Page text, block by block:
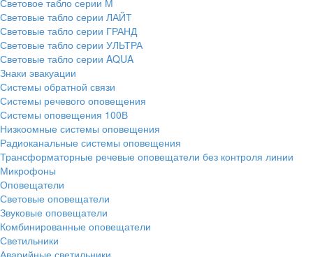
Световое табло серии М
Световые табло серии ЛАЙТ
Световые табло серии ГРАНД
Световые табло серии УЛЬТРА
Световые табло серии AQUA
Знаки эвакуации
Системы обратной связи
Системы речевого оповещения
Системы оповещения 100В
Низкоомные системы оповещения
Радиоканальные системы оповещения
Трансформаторные речевые оповещатели без контроля линии
Микрофоны
Оповещатели
Световые оповещатели
Звуковые оповещатели
Комбинированные оповещатели
Светильники